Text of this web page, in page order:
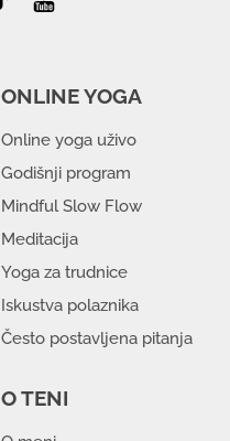
ONLINE YOGA
Online yoga uživo
Godišnji program
Mindful Slow Flow
Meditacija
Yoga za trudnice
Iskustva polaznika
Često postavljena pitanja
O TENI